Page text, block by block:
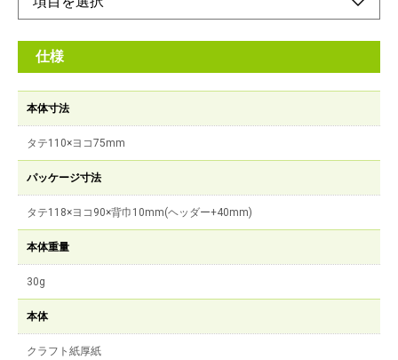
仕様
本体寸法
タテ110×ヨコ75mm
パッケージ寸法
タテ118×ヨコ90×背巾10mm(ヘッダー+40mm)
本体重量
30g
本体
クラフト紙厚紙